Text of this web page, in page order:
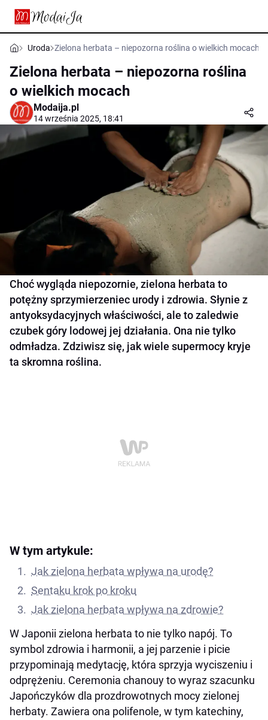
Uroda Zielona herbata – niepozorna roślina o wielkich mocach
Zielona herbata – niepozorna roślina
o wielkich mocach
Modaija.pl
14 września 2025, 18:41
Choć wygląda niepozornie, zielona herbata to
potężny sprzymierzeniec urody i zdrowia. Słynie z
antyoksydacyjnych właściwości, ale to zaledwie
czubek góry lodowej jej działania. Ona nie tylko
odmładza. Zdziwisz się, jak wiele supermocy kryje
ta skromna roślina.
W tym artykule:
Jak zielona herbata wpływa na urodę?
Sentaku krok po kroku
Jak zielona herbata wpływa na zdrowie?
W Japonii zielona herbata to nie tylko napój. To
symbol zdrowia i harmonii, a jej parzenie i picie
przypominają medytację, która sprzyja wyciszeniu i
odprężeniu. Ceremonia chanouy to wyraz szacunku
Japończyków dla prozdrowotnych mocy zielonej
herbaty. Zawiera ona polifenole, w tym katechiny,